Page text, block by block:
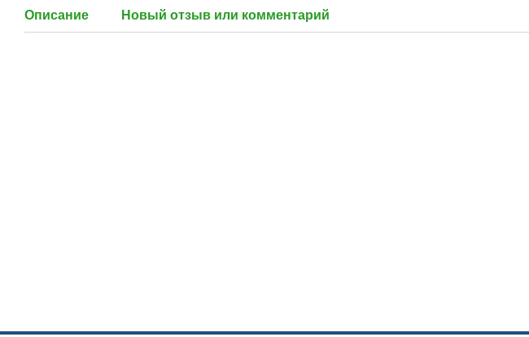
Описание Новый отзыв или комментарий